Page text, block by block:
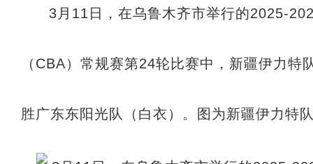
3月11日，在乌鲁木齐市举行的2025-
（CBA）常规赛第24轮比赛中，新疆伊力
胜广东东阳光队（白衣）。图为新疆伊力特